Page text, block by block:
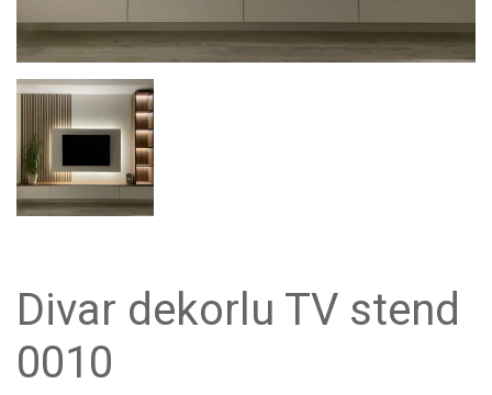
Divar dekorlu TV stend
0010